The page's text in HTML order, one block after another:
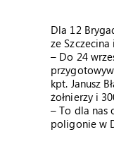
Dla 12
ze
– Do 24
kpt. Janusz
żołnierzy i
– To dla nas
poligonie w